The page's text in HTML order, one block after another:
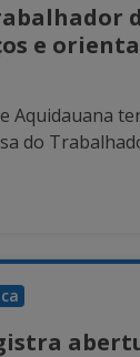
e
Aquidauana
do